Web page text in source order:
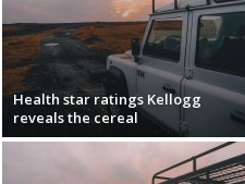
Health star ratings Kellogg
reveals the cereal